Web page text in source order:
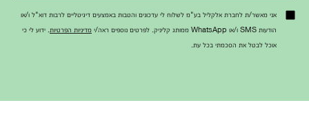
אני מאשר/ת לחברת אלקליל בע"מ לשלוח לי עדכונים והטבות באמצעים דיגיטליים לרבות דוא"ל ו/או
הודעות SMS ו/או WhatsApp ממותג קליניק. לפרטים נוספים ראה/י
מדיניות הפרטיות . ידוע לי כי
אוכל לבטל את הסכמתי בכל עת.